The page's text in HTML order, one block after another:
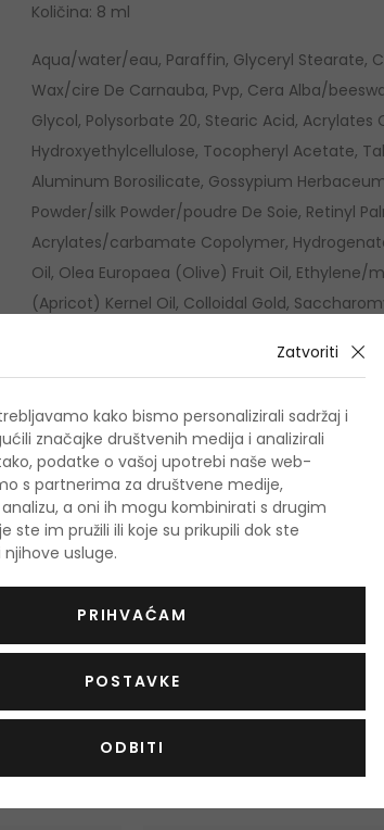
Količina: 8 ml
Aqua/water/eau, Paraffin, Glyceryl Stearate,
Wax/cire De Carnauba, Pvp, Cera Alba/
Glycol, Polysorbate 20, Stearic Acid,
Hydroxyethylcellulose, Tocopheryl Acetate,
Aluminum Borosilicate, Gossypium
Powder/silk Powder/poudre De Soie, Retinyl
Acrylates/carbamate Copolymer,
Oil, Olea Europaea (Olive) Fruit Oil,
(Apricot) Kernel Oil, Colloidal Gold,
Ferment, Ceramide 2, Hydrolyzed Keratin,
Isopropyl Titanium Triisostearate,
Bambusa Arundinacea Leaf Extract, Sodium
Contain/Peut Contenir/+/-: Carmine (CI
Chromium Oxide Greens (CI 77288), D&c
Oxides (CI 77491, CI 77492, CI 77499), Mica,
Popis sastojaka se može promijeniti.
kupljenom proizvodu.
Vrsta maskare
Produljenje
Boja
crna
Zatvoriti
kako bismo personalizirali sadržaj i
značajke društvenih medija i analizirali
podatke o vašoj upotrebi naše web-
s partnerima za društvene medije,
a oni ih mogu kombinirati s drugim
ste im pružili ili koje su prikupili dok ste
usluge.
PRIHVAĆAM
POSTAVKE
ODBITI